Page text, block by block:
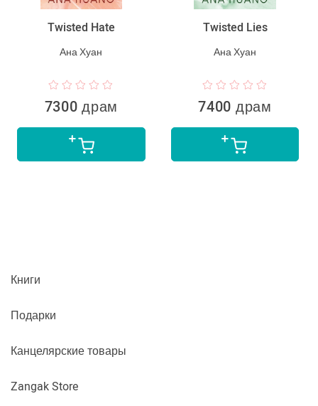
Twisted Hate
Ана Хуан
7300 драм
Twisted Lies
Ана Хуан
7400 драм
Книги
Подарки
Канцелярские товары
Zangak Store